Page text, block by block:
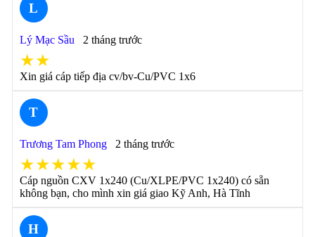
L
Lý Mạc Sầu 2 tháng trước
★★
Xin giá cáp tiếp địa cv/bv-Cu/PVC 1x6
T
Trương Tam Phong 2 tháng trước
★★★★★
Cáp nguồn CXV 1x240 (Cu/XLPE/PVC 1x240) có sẵn
không bạn, cho mình xin giá giao Kỹ Anh, Hà Tĩnh
H